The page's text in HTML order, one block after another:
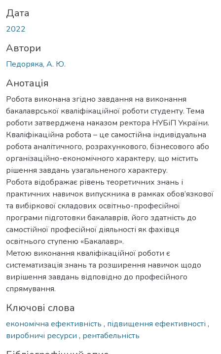
Дата
2022
Автори
Педоряка, А. Ю.
Анотація
Робота виконана згідно завдання на виконання
бакалаврської кваліфікаційної роботи студенту. Тема
роботи затверджена наказом ректора НУБіП України.
Кваліфікаційна робота – це самостійна індивідуальна
робота аналітичного, розрахункового, бізнесового або
організаційно-економічного характеру, що містить
рішення завдань узагальненого характеру.
Робота відображає рівень теоретичних знань і
практичних навичок випускника в рамках обов’язкової
та вибіркової складових освітньо-професійної
програми підготовки бакалаврів, його здатність до
самостійної професійної діяльності як фахівця
освітнього ступеню «Бакалавр».
Метою виконання кваліфікаційної роботи є
систематизація знань та розширення навичок щодо
вирішення завдань відповідно до професійного
спрямування.
Ключові слова
економічна ефективність , підвищення ефективності ,
виробничі ресурси , рентабельність